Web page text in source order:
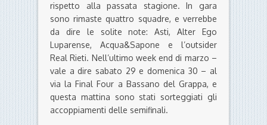
rispetto alla passata stagione. In gara
sono rimaste quattro squadre, e verrebbe
da dire le solite note: Asti, Alter Ego
Luparense, Acqua&Sapone e l’outsider
Real Rieti. Nell’ultimo week end di marzo –
vale a dire sabato 29 e domenica 30 – al
via la Final Four a Bassano del Grappa, e
questa mattina sono stati sorteggiati gli
accoppiamenti delle semifinali.